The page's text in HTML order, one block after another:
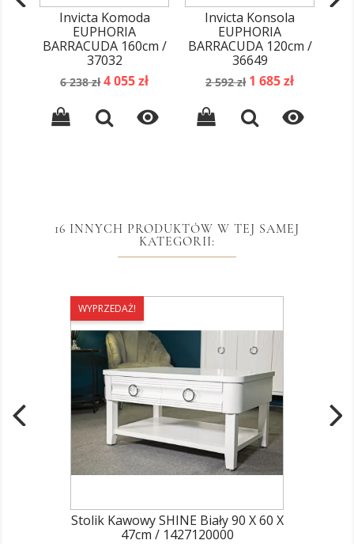
Invicta Komoda
EUPHORIA
BARRACUDA 160cm /
37032
Cena
6 238 zł Cena
4 055 zł

Invicta Konsola
EUPHORIA
BARRACUDA 120cm /
36649
Cena
2 592 zł Cena
1 685 zł

16 INNYCH PRODUKTÓW W TEJ SAMEJ
KATEGORII:
WYPRZEDAŻ!
Stolik Kawowy SHINE Biały 90 X 60 X
47cm / 1427120000